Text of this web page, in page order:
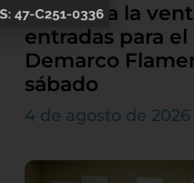
Continúa la
entradas para
Demarco
sábado
4 de agosto de 2026